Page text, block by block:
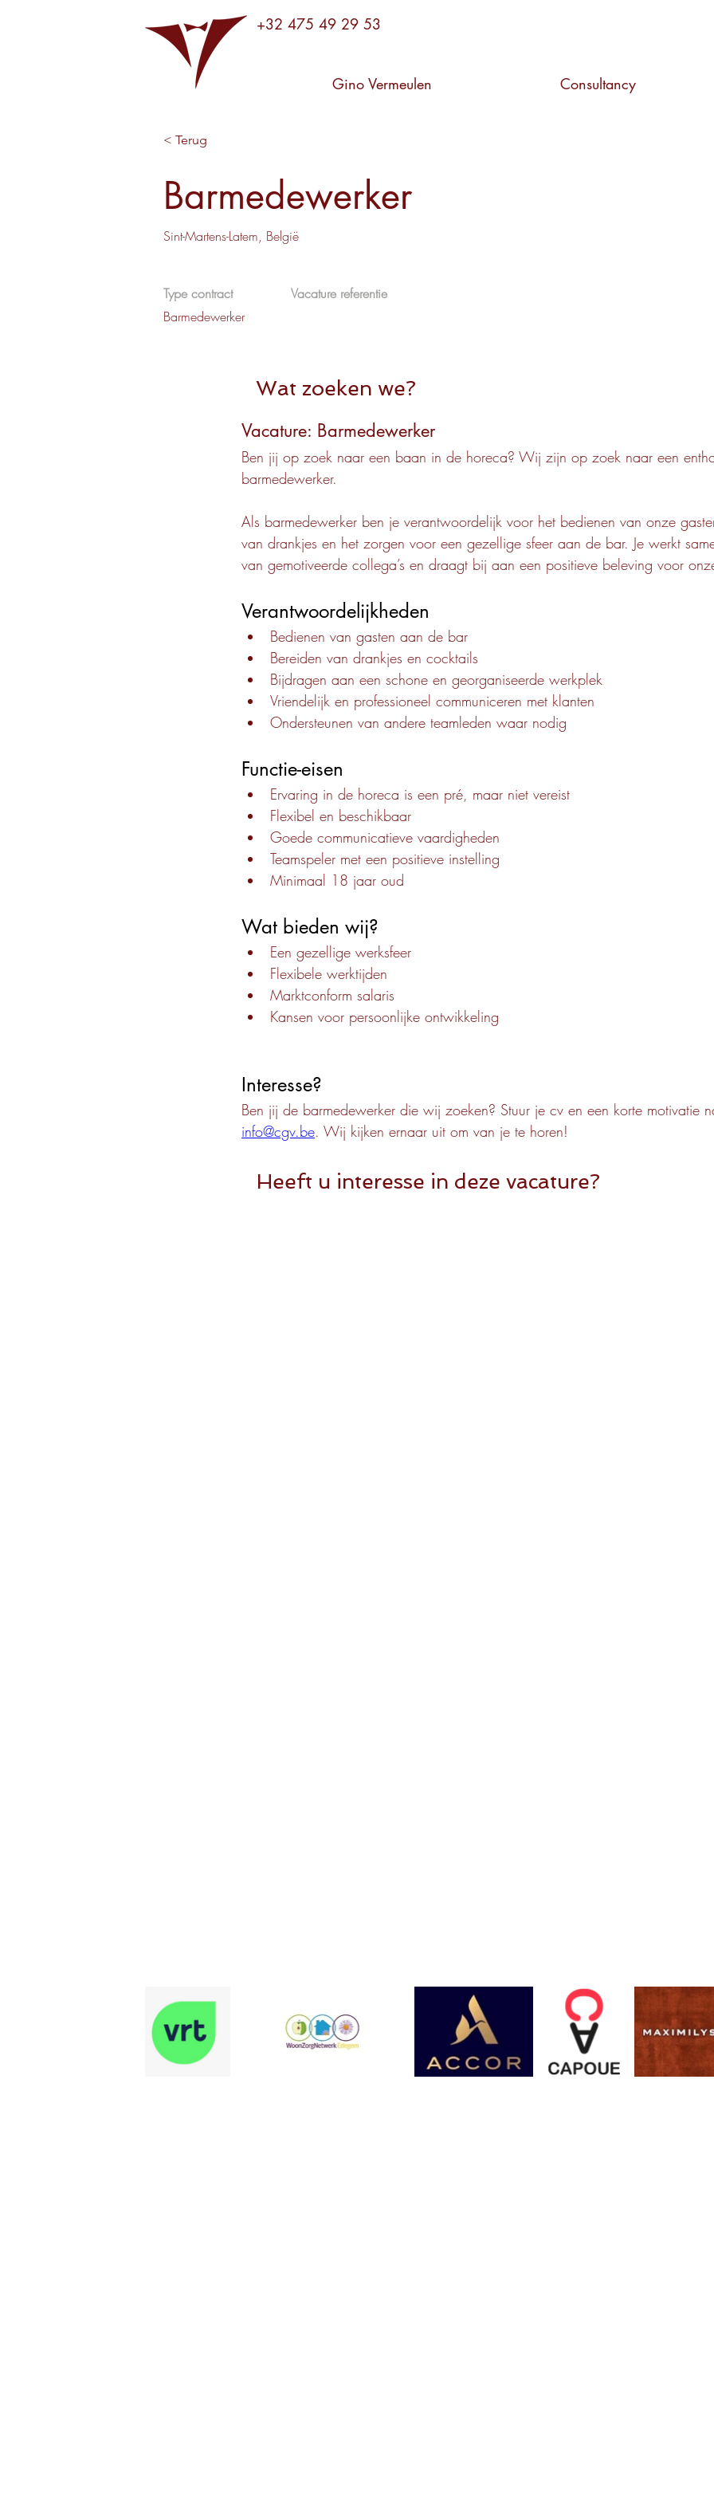
+32 475 49 29 53
Gino Vermeulen Consultancy
< Terug
Barmedewerker
Sint-Martens-Latem, België
Type contract
Vacature referentie
Barmedewerker
Wat zoeken we?
Vacature: Barmedewerker
Ben jij op zoek naar een baan in de horeca? Wij zijn op zoek naar een
barmedewerker.
Als barmedewerker ben je verantwoordelijk voor het bedienen van onze
van drankjes en het zorgen voor een gezellige sfeer aan de bar. Je werkt
van gemotiveerde collega’s en draagt bij aan een positieve beleving voor
Verantwoordelijkheden
Bedienen van gasten aan de bar
Bereiden van drankjes en cocktails
Bijdragen aan een schone en georganiseerde werkplek
Vriendelijk en professioneel communiceren met klanten
Ondersteunen van andere teamleden waar nodig
Functie-eisen
Ervaring in de horeca is een pré, maar niet vereist
Flexibel en beschikbaar
Goede communicatieve vaardigheden
Teamspeler met een positieve instelling
Minimaal 18 jaar oud
Wat bieden wij?
Een gezellige werksfeer
Flexibele werktijden
Marktconform salaris
Kansen voor persoonlijke ontwikkeling
Interesse?
Ben jij de barmedewerker die wij zoeken? Stuur je cv en een korte motivatie
info@cgv.be. Wij kijken ernaar uit om van je te horen!
Heeft u interesse in deze vacature?